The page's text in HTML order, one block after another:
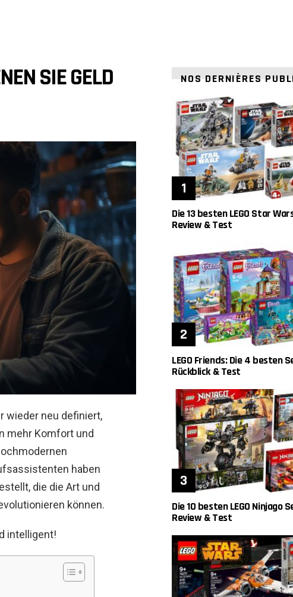
SIE GELD
wieder neu definiert,
mehr Komfort und
haben
die die Art und
können.
intelligent!
NOS DERNIÈRES
Die 13 besten LEGO Star
Review & Test
LEGO Friends: Die 4 besten
Rückblick & Test
Die 10 besten LEGO Ninjago
Review & Test